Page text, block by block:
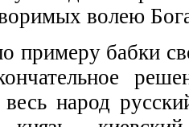
волею
примеру бабки
весь народ